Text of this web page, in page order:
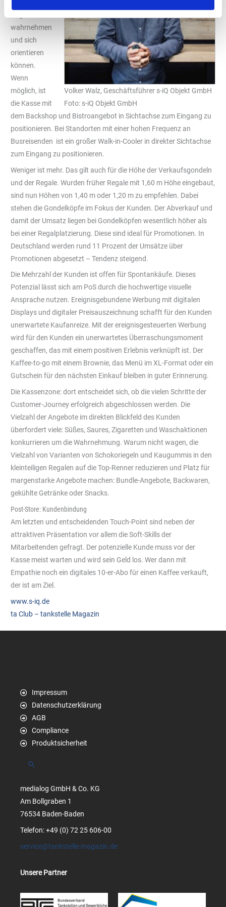
Volker Walz, Geschäftsführer s-iQ Objekt GmbH
Foto: s-iQ Objekt GmbH
wahrnehmen
und sich
orientieren
können.
Wenn
möglich, ist
die Kasse mit
dem Backshop und Bistroangebot in Sichtachse zum Eingang zu
positionieren. Bei Standorten mit einer hohen Frequenz an
Busreisenden ist ein großer Walk-in-Cooler in direkter Sichtachse
zum Eingang zu positionieren.
Weniger ist mehr. Das gilt auch für die Höhe der Verkaufsgondeln
und der Regale. Wurden früher Regale mit 1,60 m Höhe eingebaut,
sind nun Höhen von 1,40 m oder 1,20 m zu empfehlen. Dabei
stehen die Gondelköpfe im Fokus der Kunden. Der Abverkauf und
damit der Umsatz liegen bei Gondelköpfen wesentlich höher als
bei einer Regalplatzierung. Diese sind ideal für Promotionen. In
Deutschland werden rund 11 Prozent der Umsätze über
Promotionen abgesetzt – Tendenz steigend.
Die Mehrzahl der Kunden ist offen für Spontankäufe. Dieses
Potenzial lässt sich am PoS durch die hochwertige visuelle
Ansprache nutzen. Ereignisgebundene Werbung mit digitalen
Displays und digitaler Preisauszeichnung schafft für den Kunden
unerwartete Kaufanreize. Mit der ereignisgesteuerten Werbung
wird für den Kunden ein unerwartetes Überraschungsmoment
geschaffen, das mit einem positiven Erlebnis verknüpft ist. Der
Kaffee-to-go mit einem Brownie, das Menü im XL-Format oder ein
Gutschein für den nächsten Einkauf bleiben in guter Erinnerung.
Die Kassenzone: dort entscheidet sich, ob die vielen Schritte der
Customer-Journey erfolgreich abgeschlossen werden. Die
Vielzahl der Angebote im direkten Blickfeld des Kunden
überfordert viele: Süßes, Saures, Zigaretten und Waschaktionen
konkurrieren um die Wahrnehmung. Warum nicht wagen, die
Vielzahl von Varianten von Schokoriegeln und Kaugummis in den
kleinteiligen Regalen auf die Top-Renner reduzieren und Platz für
margenstarke Angebote machen: Bundle-Angebote, Backwaren,
gekühlte Getränke oder Snacks.
Post-Store: Kundenbindung
Am letzten und entscheidenden Touch-Point sind neben der
attraktiven Präsentation vor allem die Soft-Skills der
Mitarbeitenden gefragt. Der potenzielle Kunde muss vor der
Kasse meist warten und wird sein Geld los. Wer dann mit
Empathie noch ein digitales 10-er-Abo für einen Kaffee verkauft,
der ist am Ziel.
www.s-iq.de
ta Club – tankstelle Magazin
Impressum
Datenschutzerklärung
AGB
Compliance
Produktsicherheit
Suchen
medialog GmbH & Co. KG
Am Bollgraben 1
76534 Baden-Baden
Telefon: +49 (0) 72 25 606-00
service@tankstelle-magazin.de
Unsere Partner